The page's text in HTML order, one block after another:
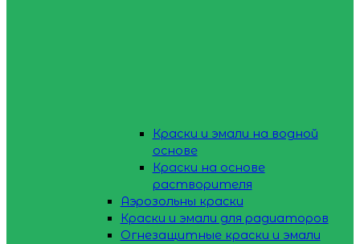
Краски и эмали на водной
основе
Краски на основе
растворителя
Аэрозольны краски
Краски и эмали для радиаторов
Огнезащитные краски и эмали